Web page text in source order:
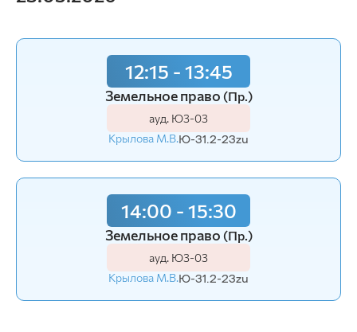
12:15 - 13:45
Земельное право (Пр.)
ауд. Ю3-03
Крылова М.В.Ю-31.2-23zu
14:00 - 15:30
Земельное право (Пр.)
ауд. Ю3-03
Крылова М.В.Ю-31.2-23zu